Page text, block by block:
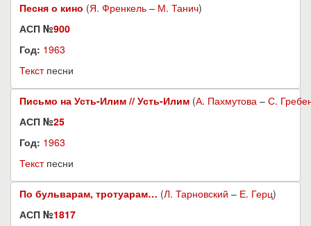
Песня о кино (Я. Френкель – М. Танич)
АСП №900
Год: 1963
Текстпесни
Письмо на Усть-Илим // Усть-Илим (А. Пахмутова – С.
АСП №25
Год: 1963
Текстпесни
По бульварам, тротуарам… (Л. Тарновский – Е. Герц)
АСП №1817